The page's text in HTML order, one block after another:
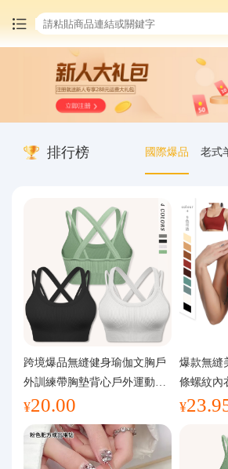
中國商品代購
集運服務
最新公告
物流資訊
代購問答
關於我們
排行榜 國際爆品 老式
跨境爆品無縫健身瑜伽文胸戶
外訓練帶胸墊背心戶外運動瑜
伽服女
¥20.00
爆款無縫
條螺紋內
運動文胸
¥